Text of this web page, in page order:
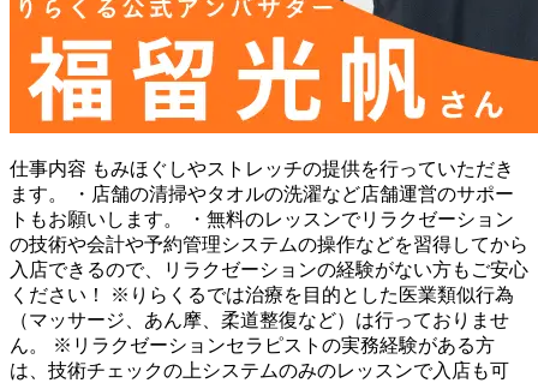
仕事内容 もみほぐしやストレッチの提供を行っていただき
ます。 ・店舗の清掃やタオルの洗濯など店舗運営のサポー
トもお願いします。 ・無料のレッスンでリラクゼーション
の技術や会計や予約管理システムの操作などを習得してから
入店できるので、リラクゼーションの経験がない方もご安心
ください！ ※りらくるでは治療を目的とした医業類似行為
（マッサージ、あん摩、柔道整復など）は行っておりませ
ん。 ※リラクゼーションセラピストの実務経験がある方
は、技術チェックの上システムのみのレッスンで入店も可